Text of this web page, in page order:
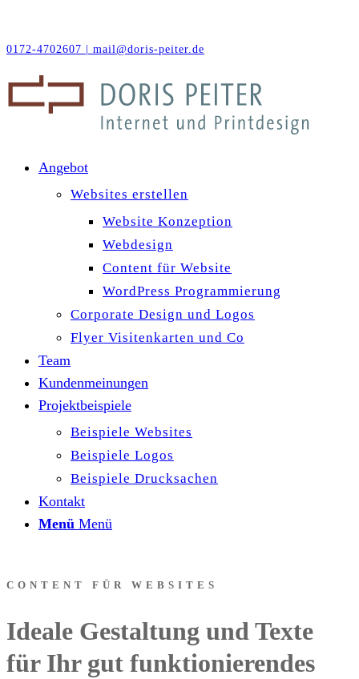
0172-4702607 | mail@doris-peiter.de
Angebot
Websites erstellen
Website Konzeption
Webdesign
Content für Website
WordPress Programmierung
Corporate Design und Logos
Flyer Visitenkarten und Co
Team
Kundenmeinungen
Projektbeispiele
Beispiele Websites
Beispiele Logos
Beispiele Drucksachen
Kontakt
Menü Menü
CONTENT FÜR WEBSITES
Ideale Gestaltung und Texte
für Ihr gut funktionierendes